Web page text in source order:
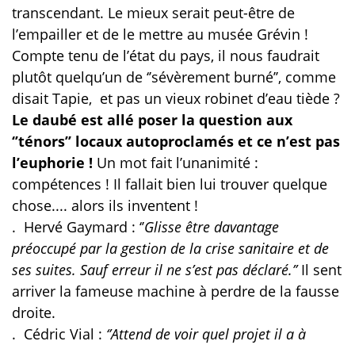
transcendant. Le mieux serait peut-être de
l’empailler et de le mettre au musée Grévin !
Compte tenu de l’état du pays, il nous faudrait
plutôt quelqu’un de ‘’sévèrement burné’’, comme
disait Tapie, et pas un vieux robinet d’eau tiède ?
Le daubé est allé poser la question aux
‘’ténors’’ locaux autoproclamés et ce n’est pas
l’euphorie ! Un mot fait l’unanimité :
compétences ! Il fallait bien lui trouver quelque
chose.... alors ils inventent !
. Hervé Gaymard : ‘’Glisse être davantage
préoccupé par la gestion de la crise sanitaire et de
ses suites. Sauf erreur il ne s’est pas déclaré.’’Il sent
arriver la fameuse machine à perdre de la fausse
droite.
. Cédric Vial : ‘’Attend de voir quel projet il a à